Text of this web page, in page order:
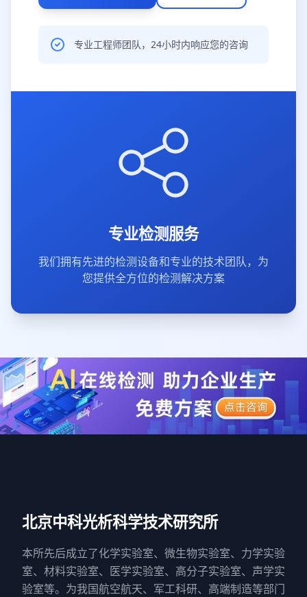
专业工程师团队，24小时内响应您的咨询
专业检测服务
我们拥有先进的检测设备和专业的技术团队，为
您提供全方位的检测解决方案
北京中科光析科学技术研究所
本所先后成立了化学实验室、微生物实验室、力学实验
室、材料实验室、医学实验室、高分子实验室、声学实
验室等。为我国航空航天、军工科研、高端制造等部门